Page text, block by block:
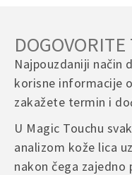
Najpouzdaniji način
korisne informacije
zakažete termin i
U Magic Touchu
analizom kože lica
nakon čega